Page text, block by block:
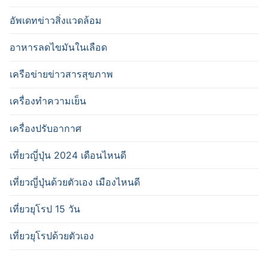
อัพเดทข่าวสิ่งแวดล้อม
อาหารลดไขมันในเลือด
เครือข่ายข่าวสารสุขภาพ
เครื่องทำความเย็น
เครื่องปรับอากาศ
เที่ยวญี่ปุ่น 2024 เดือนไหนดี
เที่ยวญี่ปุ่นด้วยตัวเอง เมืองไหนดี
เที่ยวยุโรป 15 วัน
เที่ยวยุโรปด้วยตัวเอง